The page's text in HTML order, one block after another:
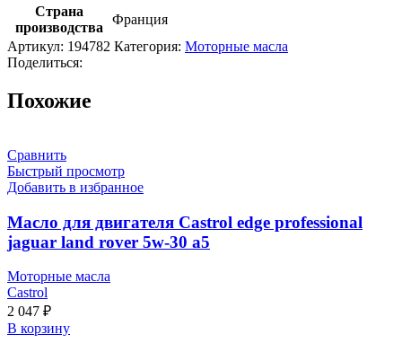
Страна
производства
Франция
Артикул: 194782 Категория: Моторные масла
Поделиться:
Похожие
Сравнить
Быстрый просмотр
Добавить в избранное
Масло для двигателя Castrol edge professional
jaguar land rover 5w-30 a5
Моторные масла
Castrol
2 047 ₽
В корзину